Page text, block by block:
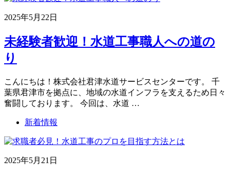
2025年5月22日
未経験者歓迎！水道工事職人への道の
り
こんにちは！株式会社君津水道サービスセンターです。 千
葉県君津市を拠点に、地域の水道インフラを支えるため日々
奮闘しております。 今回は、水道 …
新着情報
2025年5月21日